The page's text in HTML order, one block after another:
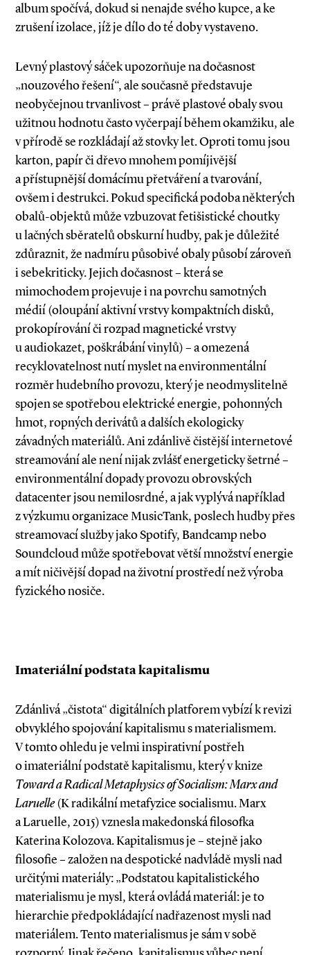
album spočívá, dokud si nenajde svého kupce, a ke
zrušení izolace, jíž je dílo do té doby vystaveno.
Levný plastový sáček upozorňuje na dočasnost
„nouzového řešení“, ale současně představuje
neobyčejnou trvanlivost – právě plastové obaly svou
užitnou hodnotu často vyčerpají během okamžiku, ale
v přírodě se rozkládají až stovky let. Oproti tomu jsou
karton, papír či dřevo mnohem pomíjivější
a přístupnější domácímu přetváření a tvarování,
ovšem i destrukci. Pokud specifická podoba některých
obalů­-objektů může vzbuzovat fetišistické choutky
u lačných sběratelů obskurní hudby, pak je důležité
zdůraznit, že nadmíru působivé obaly působí zároveň
i sebekriticky. Jejich dočasnost – která se
mimochodem projevuje i na povrchu samotných
médií (oloupání aktivní vrstvy kompaktních disků,
prokopírování či rozpad magnetické vrstvy
u audiokazet, poškrábání vinylů) – a omezená
recyklovatelnost nutí myslet na environmentální
rozměr hudebního provozu, který je neodmyslitelně
spojen se spotřebou elektrické energie, pohonných
hmot, ropných derivátů a dalších ekologicky
závadných materiálů. Ani zdánlivě čistější internetové
streamování ale není nijak zvlášť energeticky šetrné –
environmentální dopady provozu obrovských
datacenter jsou nemilosrdné, a jak vyplývá například
z výzkumu organizace MusicTank, poslech hudby přes
streamovací služby jako Spotify, Bandcamp nebo
Soundcloud může spotřebovat větší množství energie
a mít ničivější dopad na životní prostředí než výroba
fyzického nosiče.
Imateriální podstata kapitalismu
Zdánlivá „čistota“ digitálních platforem vybízí k revizi
obvyklého spojování kapitalismu s materialismem.
V tomto ohledu je velmi inspirativní postřeh
o imateriální podstatě kapitalismu, který v knize
Toward a Radical Metaphysics of Socialism: Marx and
La­­ruelle(K radikální metafyzice socialismu. Marx
a Laruelle, 2015) vznesla makedonská filosofka
Katerina Kolozova. Kapitalismus je – stejně jako
filosofie – založen na despotické nadvládě mysli nad
určitými materiály: „Podstatou kapitalistického
materialismu je mysl, která ovládá materiál: je to
hierarchie předpokládající nadřazenost mysli nad
materiálem. Tento materialismus je sám v sobě